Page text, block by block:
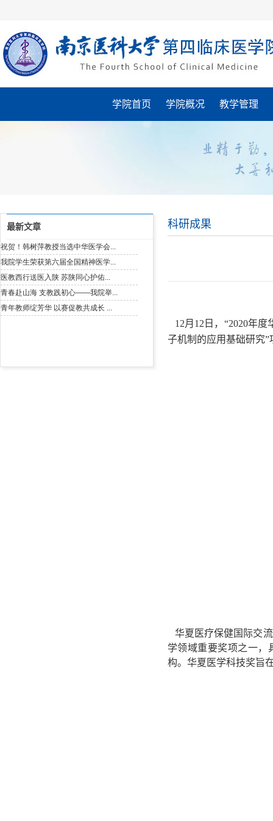
学院首页 学院概况 教学管理
科研成果
12月 12 日， “2020年度
子机制的应用基础研究”
华夏医疗保健国际交
学领域重要奖项之一，
构。华夏医学科技奖旨
最新文章